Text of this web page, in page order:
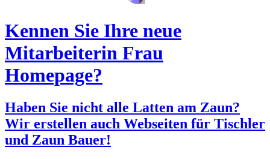
Kennen Sie Ihre neue
Mitarbeiterin Frau
Homepage?
Haben Sie nicht alle Latten am Zaun?
Wir erstellen auch Webseiten für Tischler
und Zaun Bauer!